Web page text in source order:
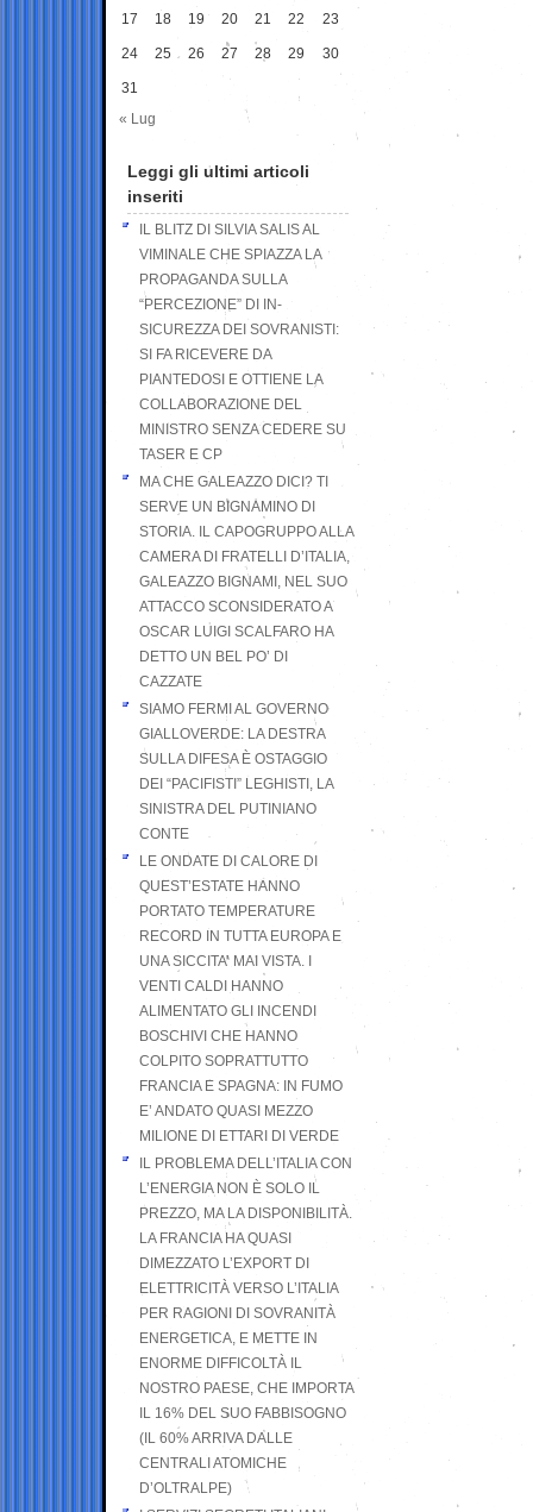
17 18 19 20 21 22 23
24 25 26 27 28 29 30
31
« Lug
Leggi gli ultimi articoli
inseriti
IL BLITZ DI SILVIA SALIS AL
VIMINALE CHE SPIAZZA LA
PROPAGANDA SULLA
“PERCEZIONE” DI IN-
SICUREZZA DEI SOVRANISTI:
SI FA RICEVERE DA
PIANTEDOSI E OTTIENE LA
COLLABORAZIONE DEL
MINISTRO SENZA CEDERE SU
TASER E CP
MA CHE GALEAZZO DICI? TI
SERVE UN BIGNAMINO DI
STORIA. IL CAPOGRUPPO ALLA
CAMERA DI FRATELLI D’ITALIA,
GALEAZZO BIGNAMI, NEL SUO
ATTACCO SCONSIDERATO A
OSCAR LUIGI SCALFARO HA
DETTO UN BEL PO’ DI
CAZZATE
SIAMO FERMI AL GOVERNO
GIALLOVERDE: LA DESTRA
SULLA DIFESA È OSTAGGIO
DEI “PACIFISTI” LEGHISTI, LA
SINISTRA DEL PUTINIANO
CONTE
LE ONDATE DI CALORE DI
QUEST’ESTATE HANNO
PORTATO TEMPERATURE
RECORD IN TUTTA EUROPA E
UNA SICCITA’ MAI VISTA. I
VENTI CALDI HANNO
ALIMENTATO GLI INCENDI
BOSCHIVI CHE HANNO
COLPITO SOPRATTUTTO
FRANCIA E SPAGNA: IN FUMO
E’ ANDATO QUASI MEZZO
MILIONE DI ETTARI DI VERDE
IL PROBLEMA DELL’ITALIA CON
L’ENERGIA NON È SOLO IL
PREZZO, MA LA DISPONIBILITÀ.
LA FRANCIA HA QUASI
DIMEZZATO L’EXPORT DI
ELETTRICITÀ VERSO L’ITALIA
PER RAGIONI DI SOVRANITÀ
ENERGETICA, E METTE IN
ENORME DIFFICOLTÀ IL
NOSTRO PAESE, CHE IMPORTA
IL 16% DEL SUO FABBISOGNO
(IL 60% ARRIVA DALLE
CENTRALI ATOMICHE
D’OLTRALPE)